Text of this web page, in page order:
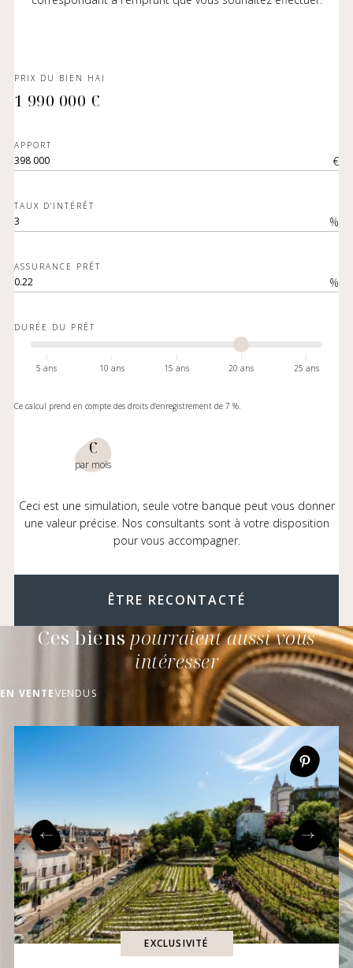
PRIX DU BIEN HAI
1 990 000 €
APPORT
€
TAUX D'INTÉRÊT
%
ASSURANCE PRÊT
%
DURÉE DU PRÊT
5 ans 10 ans 15 ans 20 ans 25 ans
Ce calcul prend en compte des droits d'enregistrement de 7 %.
€
par mois
Ceci est une simulation, seule votre banque peut vous donner
une valeur précise. Nos consultants sont à votre disposition
pour vous accompagner.
ÊTRE RECONTACTÉ
Ces biens pourraient aussi vous
intéresser
EN VENTEVENDUS
EXCLUSIVITÉ